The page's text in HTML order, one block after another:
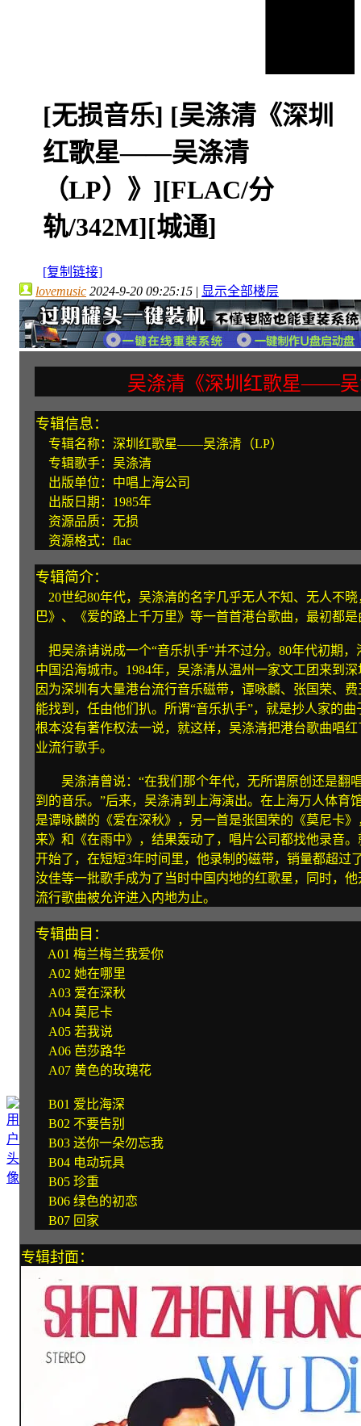
[无损音乐] [吴涤清《深圳
红歌星——吴涤清
（LP）》][FLAC/分
轨/342M][城通]
[复制链接]
lovemusic 2024-9-20 09:25:15 | 显示全部楼层
吴涤清《深圳红歌星——吴
专辑信息：
专辑名称：深圳红歌星——吴涤清（LP）
专辑歌手：吴涤清
出版单位：中唱上海公司
出版日期：1985年
资源品质：无损
资源格式：flac
专辑简介：
20世纪80年代，吴涤清的名字几乎无人不知、无人不
巴》、《爱的路上千万里》等一首首港台歌曲，最初都
把吴涤请说成一个“音乐扒手”并不过分。80年代初期
中国沿海城市。1984年，吴涤清从温州一家文工团来到
因为深圳有大量港台流行音乐磁带，谭咏麟、张国荣、
能找到，任由他们扒。所谓“音乐扒手”，就是抄人家的
根本没有著作权法一说，就这样，吴涤清把港台歌曲唱
业流行歌手。
吴涤清曾说：“在我们那个年代，无所谓原创还是翻
到的音乐。”后来，吴涤清到上海演出。在上海万人体育
是谭咏麟的《爱在深秋》，另一首是张国荣的《莫尼卡
来》和《在雨中》，结果轰动了，唱片公司都找他录音
开始了，在短短3年时间里，他录制的磁带，销量都超过
汝佳等一批歌手成为了当时中国内地的红歌星，同时，
流行歌曲被允许进入内地为止。
专辑曲目：
A01 梅兰梅兰我爱你
A02 她在哪里
A03 爱在深秋
A04 莫尼卡
A05 若我说
A06 芭莎路华
A07 黄色的玫瑰花
B01 爱比海深
B02 不要告别
B03 送你一朵勿忘我
B04 电动玩具
B05 珍重
B06 绿色的初恋
B07 回家
专辑封面：